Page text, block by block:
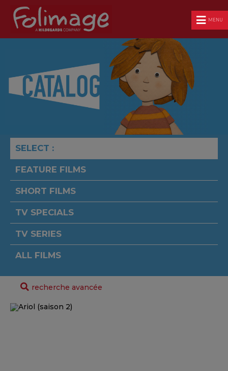
MENU
SELECT :
FEATURE FILMS
SHORT FILMS
TV SPECIALS
TV SERIES
ALL FILMS
recherche avancée